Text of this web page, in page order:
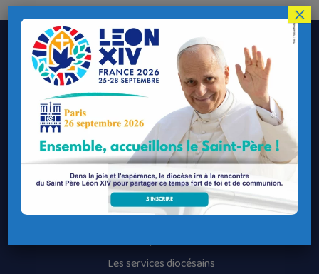
Le Diocèse de Quimper et Léon
Contacter le Diocèse
Contacter ma Paroisse
Contacter un service
Contacter une permanence
Recrutement
Horaires des messes
Nos paroisses
Les services diocésains
×